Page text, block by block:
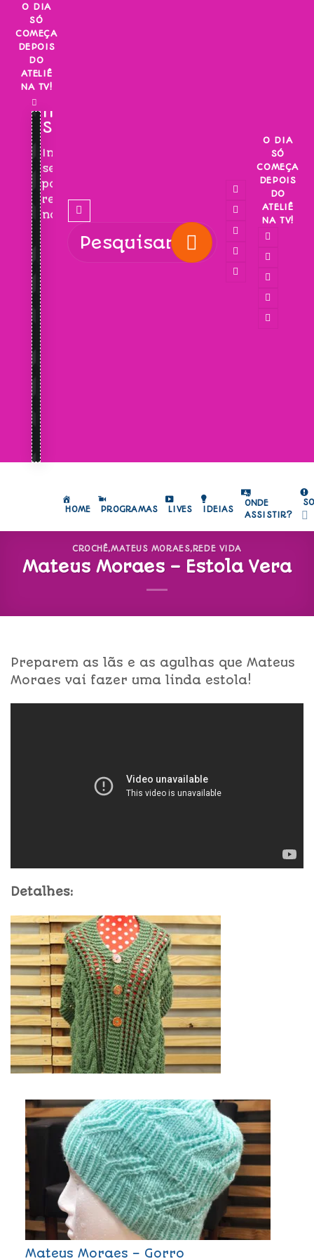
Skip
content
O DIA
SÓ
COMEÇA
DEPOIS
DO
ATELIÊ
NA TV!
INSCREVA-
SE!
Inscreva-
se
para
receber
novidades!
O DIA
SÓ
COMEÇA
DEPOIS
DO
ATELIÊ
NA TV!
HOME PROGRAMAS LIVES IDEIAS
ONDE
ASSISTIR?
CROCHÊ,MATEUS MORAES,REDE VIDA
Mateus Moraes – Estola Vera
Preparem as lãs e as agulhas que Mateus
Moraes vai fazer uma linda estola!
Detalhes:
Mateus Moraes – Gorro